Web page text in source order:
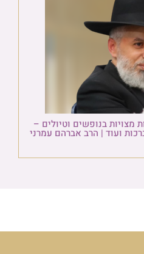
מצויות בנופשים וטיולים –
ועוד | הרב אברהם עמרני